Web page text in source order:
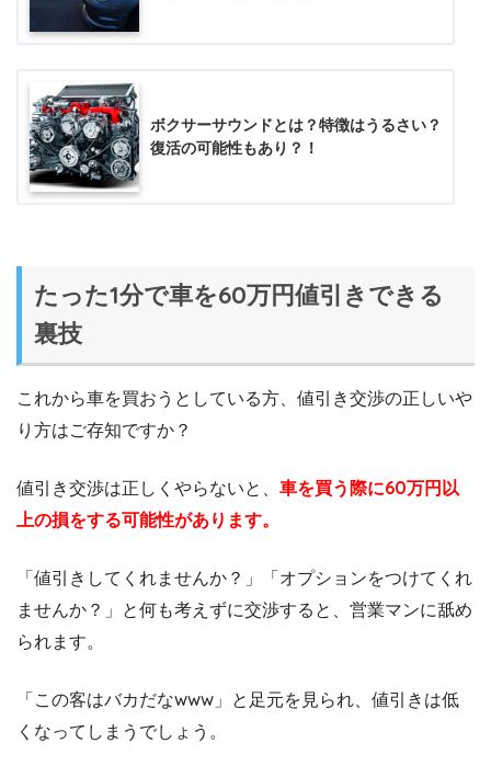
ボクサーサウンドとは？特徴はうるさい？
復活の可能性もあり？！
たった1分で車を60万円値引きできる
裏技
これから車を買おうとしている方、値引き交渉の正しいや
り方はご存知ですか？
値引き交渉は正しくやらないと、 車を買う際に60万円以
上の損をする可能性があります。
「値引きしてくれませんか？」「オプションをつけてくれ
ませんか？」と何も考えずに交渉すると、営業マンに舐め
られます。
「この客はバカだなwww」と足元を見られ、値引きは低
くなってしまうでしょう。